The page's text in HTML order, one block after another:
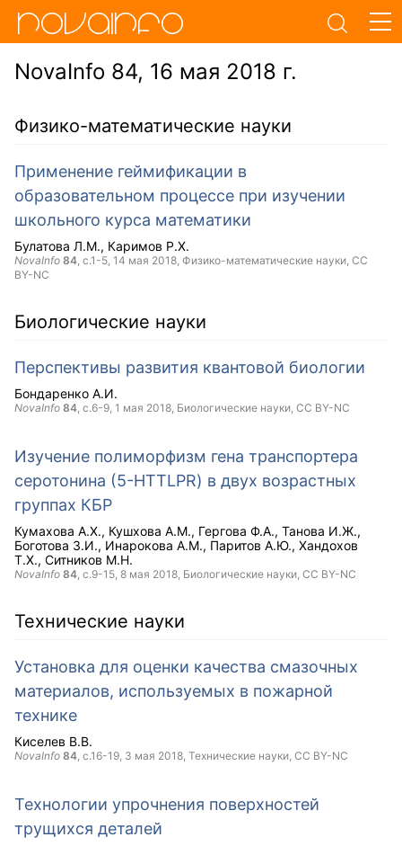
NovaInfo 84, 16 мая 2018 г.
Физико-математические науки
Применение геймификации в
образовательном процессе при изучении
школьного курса математики
Булатова Л.М. Каримов Р.Х.
NovaInfo 84, с.1-5, 14 мая 2018, Физико-математические науки, CC
BY-NC
Биологические науки
Перспективы развития квантовой биологии
Бондаренко А.И.
NovaInfo 84, с.6-9, 1 мая 2018, Биологические науки, CC BY-NC
Изучение полиморфизм гена транспортера
серотонина (5-HTTLPR) в двух возрастных
группах КБР
Кумахова А.Х. Кушхова А.М. Гергова Ф.А. Танова И.Ж.
Боготова З.И. Инарокова А.М. Паритов А.Ю. Хандохов
Т.Х. Ситников М.Н.
NovaInfo 84, с.9-15, 8 мая 2018, Биологические науки, CC BY-NC
Технические науки
Установка для оценки качества смазочных
материалов, используемых в пожарной
технике
Киселев В.В.
NovaInfo 84, с.16-19, 3 мая 2018, Технические науки, CC BY-NC
Технологии упрочнения поверхностей
трущихся деталей